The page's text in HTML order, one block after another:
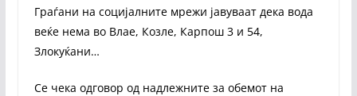
Граѓани на социјалните мрежи јавуваат дека вода
веќе нема во Влае, Козле, Карпош 3 и 54,
Злокуќани…
Се чека одговор од надлежните за обемот на